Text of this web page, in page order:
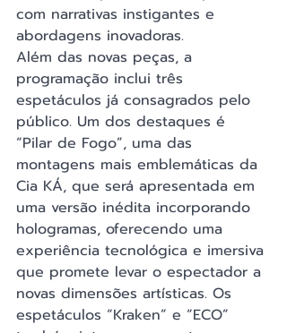
com narrativas instigantes e
abordagens inovadoras.
Além das novas peças, a
programação inclui três
espetáculos já consagrados pelo
público. Um dos destaques é
“Pilar de Fogo”, uma das
montagens mais emblemáticas da
Cia KÁ, que será apresentada em
uma versão inédita incorporando
hologramas, oferecendo uma
experiência tecnológica e imersiva
que promete levar o espectador a
novas dimensões artísticas. Os
espetáculos “Kraken” e “ECO”